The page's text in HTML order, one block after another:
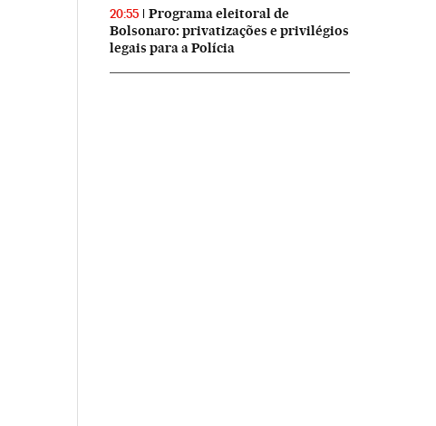
20:55
Programa eleitoral de
Bolsonaro: privatizações e privilégios
legais para a Polícia